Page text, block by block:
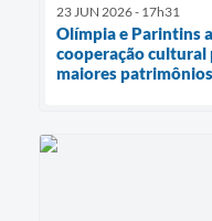
23 JUN 2026 - 17h31
Olímpia e Parintins
cooperação cultural
maiores